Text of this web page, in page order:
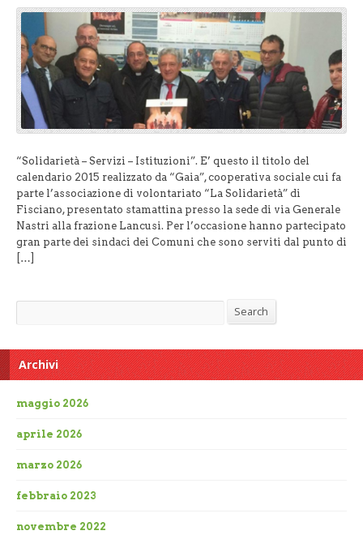
“Solidarietà – Servizi – Istituzioni”. E’ questo il titolo del
calendario 2015 realizzato da “Gaia”, cooperativa sociale cui fa
parte l’associazione di volontariato “La Solidarietà” di
Fisciano, presentato stamattina presso la sede di via Generale
Nastri alla frazione Lancusi. Per l’occasione hanno partecipato
gran parte dei sindaci dei Comuni che sono serviti dal punto di
[…]
Search
Archivi
maggio 2026
aprile 2026
marzo 2026
febbraio 2023
novembre 2022